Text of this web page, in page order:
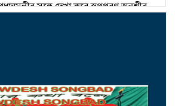
সঙ্গে দেখা করে স্বপ্নপূরণ অনুশ্রীর,